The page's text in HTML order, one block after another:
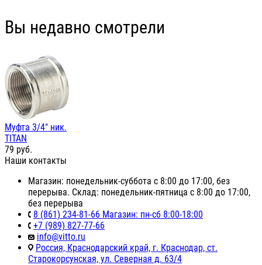
Вы недавно смотрели
Муфта 3/4" ник.
TITAN
79 руб.
Наши контакты
Магазин: понедельник-суббота с 8:00 до 17:00, без
перерыва. Склад: понедельник-пятница с 8:00 до 17:00,
без перерыва
8 (861) 234-81-66 Магазин: пн-сб 8:00-18:00
+7 (989) 827-77-66
info@vitto.ru
Россия, Краснодарский край, г. Краснодар, ст.
Старокорсунская, ул. Северная д. 63/4